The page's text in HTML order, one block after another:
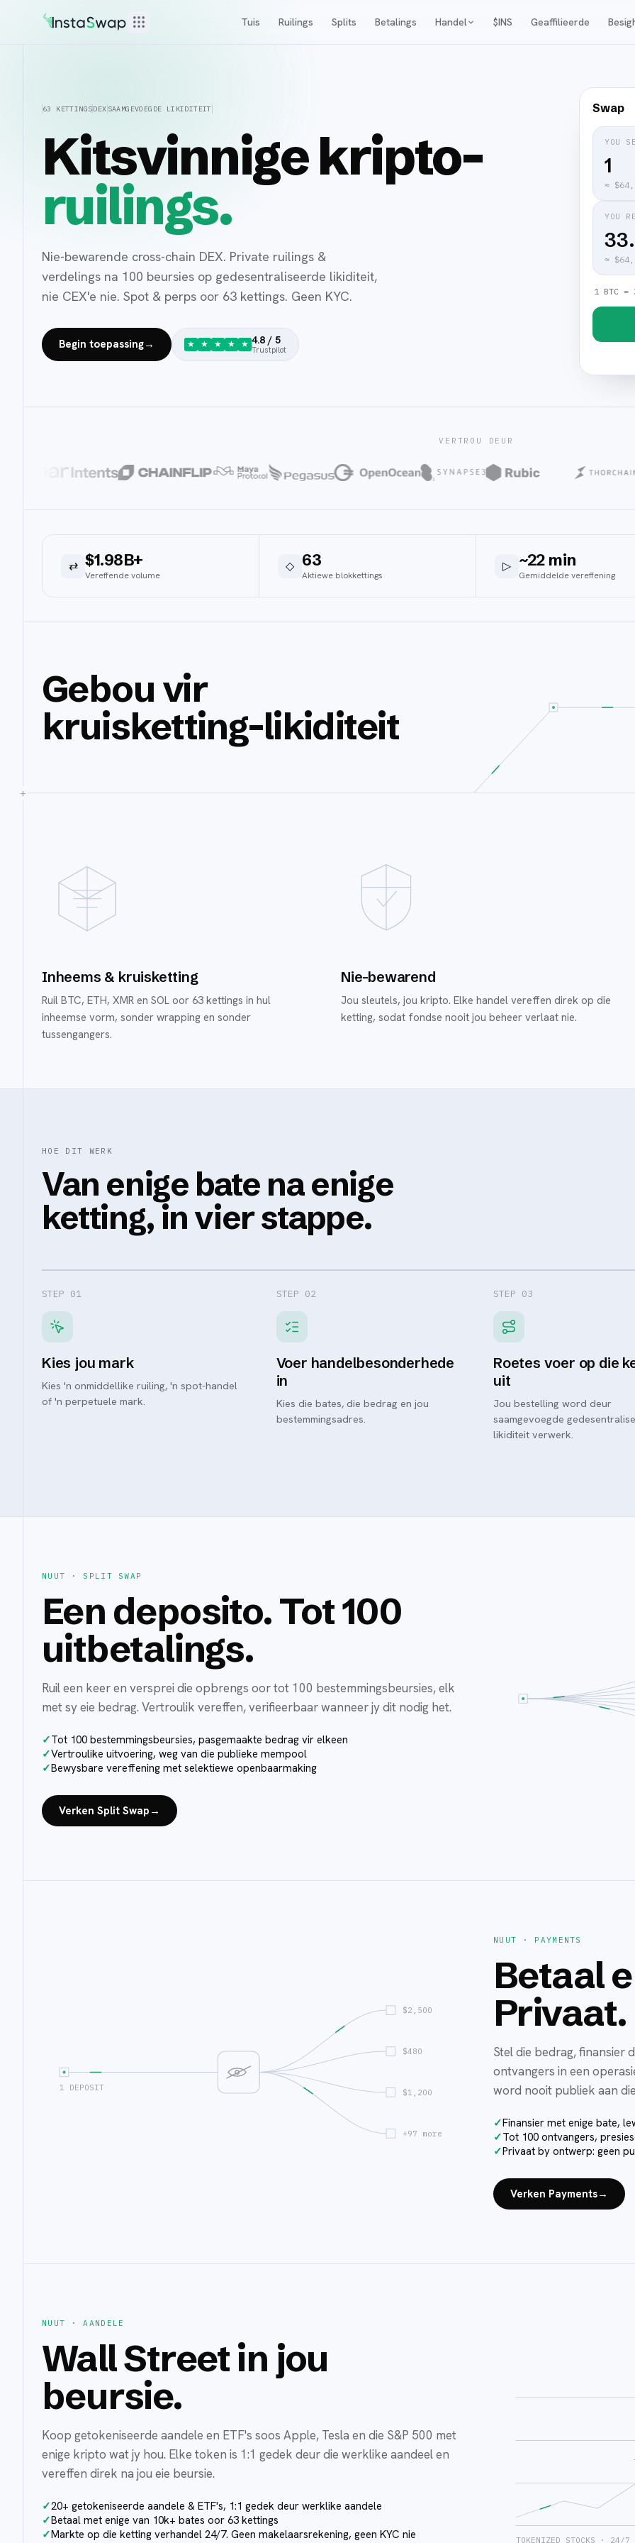
Tuis Ruilings Splits Betalings Handel $INS Geaffilieerde
63 KETTINGSDEX SAAMGEVOEGDE LIKIDITEIT
Kitsvinnige kripto-
ruilings.
Nie-bewarende cross-chain DEX. Private ruilings &
verdelings na 100 beursies op gedesentraliseerde likiditeit,
nie CEX'e nie. Spot & perps oor 63 kettings. Geen KYC.
Begin toepassing→ ★ ★ ★ ★ ★ 4.8 / 5
Trustpilot
Swap
YOU
≈
YOU
≈
1 BTC =
VERTROU DEUR
⇄ $1.98B+
Vereffende volume
◇ 63
Aktiewe blokkettings
▷ ~22 min
Gemiddelde vereffening
Gebou vir
kruisketting-likiditeit
Inheems & kruisketting
Ruil BTC, ETH, XMR en SOL oor 63 kettings in hul
inheemse vorm, sonder wrapping en sonder
tussengangers.
Nie-bewarend
Jou sleutels, jou kripto. Elke handel vereffen direk op die
ketting, sodat fondse nooit jou beheer verlaat nie.
HOE DIT WERK
Van enige bate na enige
ketting, in vier stappe.
STEP 01
Kies jou mark
Kies 'n onmiddellike ruiling, 'n spot-handel
of 'n perpetuele mark.
STEP 02
Voer handelbesonderhede
in
Kies die bates, die bedrag en jou
bestemmingsadres.
STEP 03
Roetes voer op die
uit
Jou bestelling word deur
saamgevoegde
likiditeit verwerk.
NUUT · SPLIT SWAP
Een deposito. Tot 100
uitbetalings.
Ruil een keer en versprei die opbrengs oor tot 100 bestemmingsbeursies, elk
met sy eie bedrag. Vertroulik vereffen, verifieerbaar wanneer jy dit nodig het.
Tot 100 bestemmingsbeursies, pasgemaakte bedrag vir elkeen
Vertroulike uitvoering, weg van die publieke mempool
Bewysbare vereffening met selektiewe openbaarmaking
Verken Split Swap →
$2,500
$480
$1,200
+97 more
1 DEPOSIT
NUUT · PAYMENTS
Betaal
Privaat.
Stel die bedrag, finansier
ontvangers in een
word nooit publiek aan
Finansier met enige bate,
Tot 100 ontvangers,
Privaat by ontwerp: geen
Verken Payments→
NUUT · AANDELE
Wall Street in jou
beursie.
Koop getokeniseerde aandele en ETF's soos Apple, Tesla en die S&P 500 met
enige kripto wat jy hou. Elke token is 1:1 gedek deur die werklike aandeel en
vereffen direk na jou eie beursie.
20+ getokeniseerde aandele & ETF's, 1:1 gedek deur werklike aandele
Betaal met enige van 10k+ bates oor 63 kettings
Markte op die ketting verhandel 24/7. Geen makelaarsrekening, geen KYC nie
TOKENIZED STOCKS · 24/7